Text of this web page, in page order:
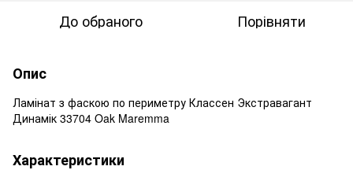
До обраного Порівняти
Опис
Ламінат з фаскою по периметру Классен Экстравагант
Динамік 33704 Oak Maremma
Характеристики